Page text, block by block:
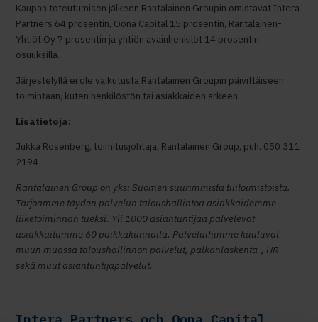
Kaupan toteutumisen jälkeen Rantalainen Groupin omistavat Intera
Partners 64 prosentin, Oona Capital 15 prosentin, Rantalainen-
Yhtiöt Oy 7 prosentin ja yhtiön avainhenkilöt 14 prosentin
osuuksilla.
Järjestelyllä ei ole vaikutusta Rantalainen Groupin päivittäiseen
toimintaan, kuten henkilöstön tai asiakkaiden arkeen.
Lisätietoja:
Jukka Rosenberg, toimitusjohtaja, Rantalainen Group, puh. 050 311
2194
Rantalainen Group on yksi Suomen suurimmista tilitoimistoista.
Tarjoamme täyden palvelun taloushallintoa asiakkaidemme
liiketoiminnan tueksi. Yli 1000 asiantuntijaa palvelevat
asiakkaitamme 60 paikkakunnalla. Palveluihimme kuuluvat
muun muassa taloushallinnon palvelut, palkanlaskenta-, HR–
sekä muut asiantuntijapalvelut.